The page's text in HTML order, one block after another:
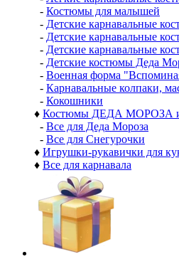
- Костюмы для малышей
- Детские карнавальные
- Детские карнавальные
- Детские карнавальные
- Детские костюмы Деда
- Военная форма
- Карнавальные колпаки,
- Кокошники
♦ Костюмы ДЕДА МОРОЗА
- Все для Деда Мороза
- Все для Снегурочки
♦ Игрушки-рукавички для
♦ Все для карнавала